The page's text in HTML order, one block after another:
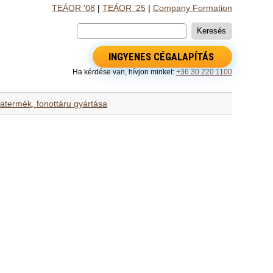
TEÁOR '08 TEÁOR '25| Company Formation
INGYENES CÉGALAPÍTÁS
Ha kérdése van, hívjon minket: +36 30 220 1100
fonottáru gyártása